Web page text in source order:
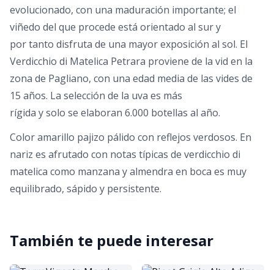
evolucionado, con una maduración importante; el
viñedo del que procede está orientado al sur y
por tanto disfruta de una mayor exposición al sol. El
Verdicchio di Matelica Petrara proviene de la vid en la
zona de Pagliano, con una edad media de las vides de
15 años. La selección de la uva es más
rígida y solo se elaboran 6.000 botellas al año.
Color amarillo pajizo pálido con reflejos verdosos. En
nariz es afrutado con notas típicas de verdicchio di
matelica como manzana y almendra en boca es muy
equilibrado, sápido y persistente.
También te puede interesar